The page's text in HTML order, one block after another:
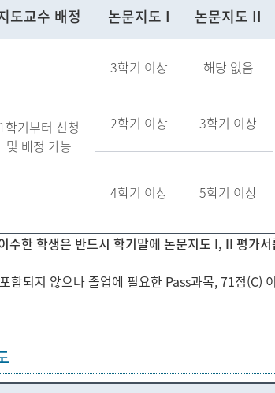
도교수 배정 논문지도 I 논문지도 II
1학기부터 신청
및 배정 가능
3학기 이상 해당 없음
2학기 이상 3학기 이상
4학기 이상 5학기 이상
한 학생은 반드시 학기말에 논문지도 I, II 평가
함되지 않으나 졸업에 필요한 Pass과목, 71점(C)